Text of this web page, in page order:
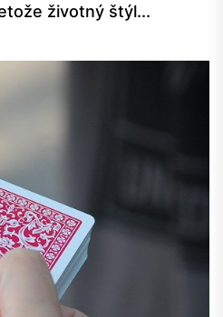
životný štýl...